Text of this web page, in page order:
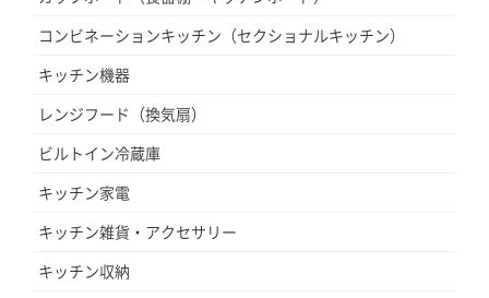
コンビネーションキッチン（セクショナルキッチン）
キッチン機器
レンジフード（換気扇）
ビルトイン冷蔵庫
キッチン家電
キッチン雑貨・アクセサリー
キッチン収納